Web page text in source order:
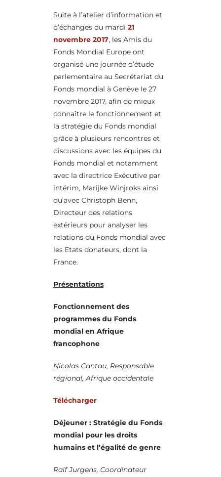
Suite à l’atelier d’information et
d’échanges du mardi 21
novembre 2017, les Amis du
Fonds Mondial Europe ont
organisé une journée d’étude
parlementaire au Secrétariat du
Fonds mondial à Genève le 27
novembre 2017, afin de mieux
connaître le fonctionnement et
la stratégie du Fonds mondial
grâce à plusieurs rencontres et
discussions avec les équipes du
Fonds mondial et notamment
avec la directrice Exécutive par
intérim, Marijke Winjroks ainsi
qu’avec Christoph Benn,
Directeur des relations
extérieurs pour analyser les
relations du Fonds mondial avec
les Etats donateurs, dont la
France.
Présentations
Fonctionnement des
programmes du Fonds
mondial en Afrique
francophone
Nicolas Cantau, Responsable
régional, Afrique occidentale
Télécharger
Déjeuner : Stratégie du Fonds
mondial pour les droits
humains et l’égalité de genre
Ralf Jurgens, Coordinateur